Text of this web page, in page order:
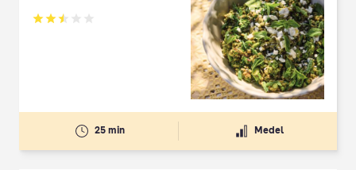
Betyg: 2.5 av 5
25 min Medel